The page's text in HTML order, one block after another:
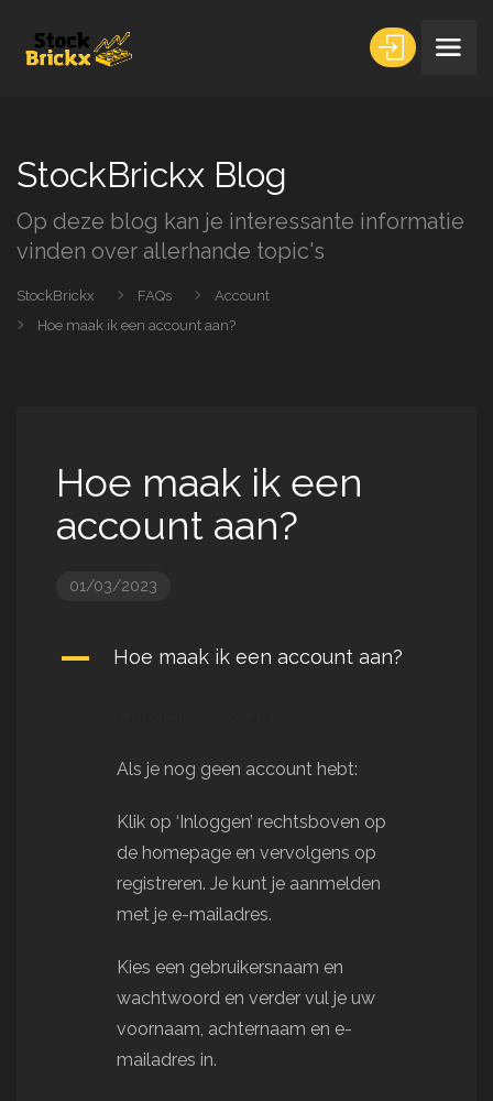
StockBrickx Blog
Op deze blog kan je interessante informatie
vinden over allerhande topic's
StockBrickx FAQs
Account
Hoe maak ik een account aan?
Hoe maak ik een
account aan?
01/03/2023
A Hoe maak ik een account aan?
Als je nog geen account hebt:
Klik op ‘Inloggen’ rechtsboven op
de homepage en vervolgens op
registreren. Je kunt je aanmelden
met je e-mailadres.
Kies een gebruikersnaam en
wachtwoord en verder vul je uw
voornaam, achternaam en e-
mailadres in.